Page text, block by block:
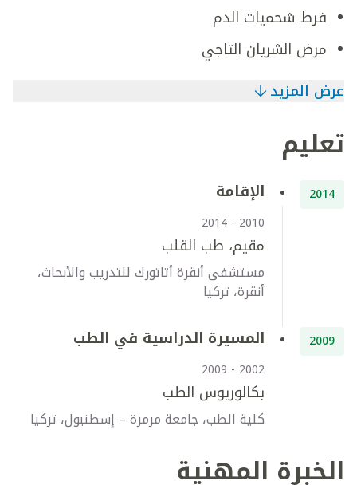
فرط شحميات الدم
مرض الشريان التاجي
عرض المزيد
تعليم
2014 الإقامة
2010 - 2014
مقيم، طب القلب
مستشفى أنقرة أتاتورك للتدريب والأبحاث،
أنقرة، تركيا
2009 المسيرة الدراسية في الطب
2002 - 2009
بكالوريوس الطب
كلية الطب، جامعة مرمرة – إسطنبول، تركيا
الخبرة المهنية